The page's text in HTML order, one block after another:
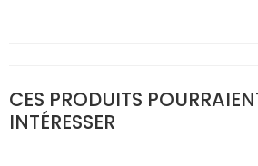
CES PRODUITS
INTÉRESSER